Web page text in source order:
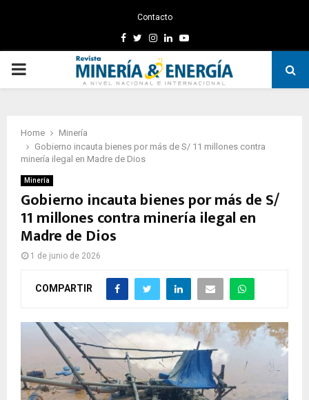
Contacto
Facebook
TwitterInstagram
LinkedinYoutube
PRIMARY
Home
Minería
Gobierno incauta bienes por más de S/ 11 millones contra
minería ilegal en Madre de Dios
Minería
Gobierno incauta bienes por más de S/
11 millones contra minería ilegal en
Madre de Dios
1 de junio de 2026
COMPARTIR